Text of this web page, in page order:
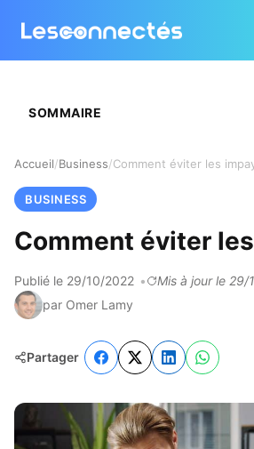
Accueil Business Comment éviter les
BUSINESS
Comment éviter
Publié le 29/10/2022
Mis à jour le 29/
par Omer Lamy
Partager
SOMMAIRE